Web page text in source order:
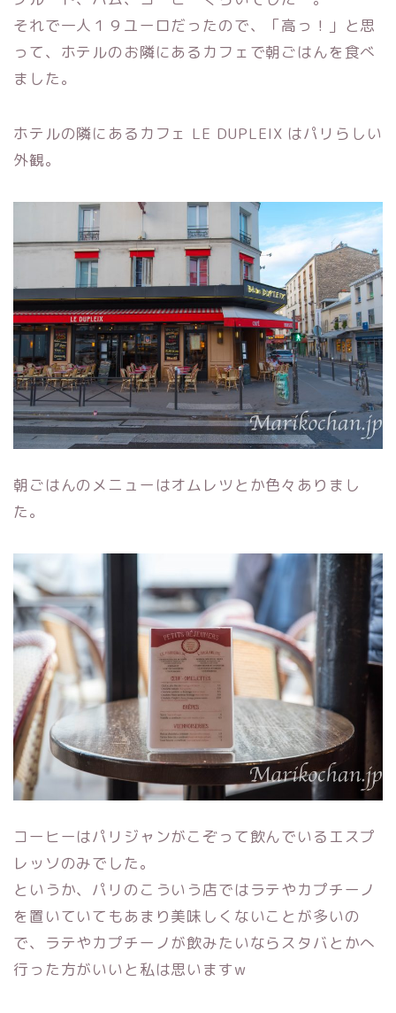
それで一人１９ユーロだったので、「高っ！」と思
って、ホテルのお隣にあるカフェで朝ごはんを食べ
ました。
ホテルの隣にあるカフェ LE DUPLEIX はパリらしい
外観。
朝ごはんのメニューはオムレツとか色々ありまし
た。
コーヒーはパリジャンがこぞって飲んでいるエスプ
レッソのみでした。
というか、パリのこういう店ではラテやカプチーノ
を置いていてもあまり美味しくないことが多いの
で、ラテやカプチーノが飲みたいならスタバとかへ
行った方がいいと私は思いますw